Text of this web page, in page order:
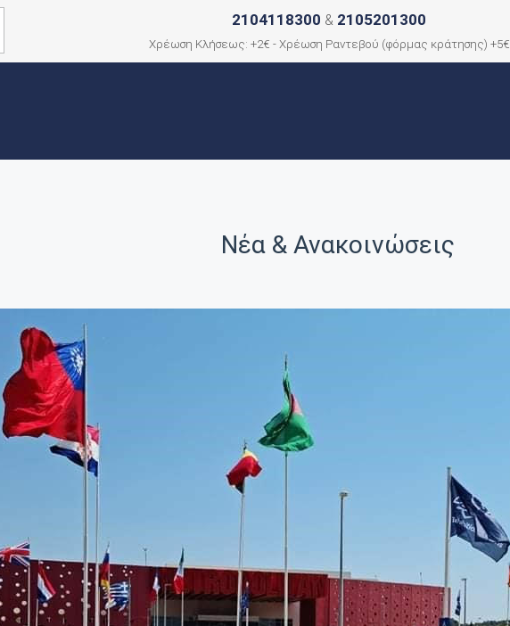
2104118300 & 2105201300
Χρέωση Κλήσεως: +2€ - Χρέωση Ραντεβού (φόρμας κράτησης) +5€
Νέα & Ανακοινώσεις